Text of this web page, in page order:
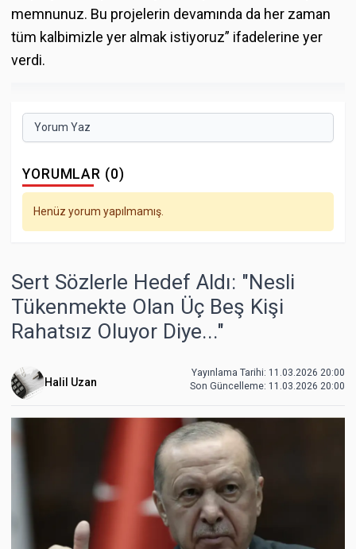
memnunuz. Bu projelerin devamında da her zaman
tüm kalbimizle yer almak istiyoruz” ifadelerine yer
verdi.
Yorum Yaz
YORUMLAR (0)
Henüz yorum yapılmamış.
Sert Sözlerle Hedef Aldı: "Nesli
Tükenmekte Olan Üç Beş Kişi
Rahatsız Oluyor Diye..."
Halil Uzan
Yayınlama Tarihi: 11.03.2026 20:00
Son Güncelleme: 11.03.2026 20:00